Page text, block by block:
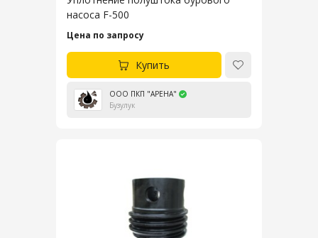
насоса F-500
Цена по запросу
Купить
ООО ПКП "АРЕНА"
Бузулук